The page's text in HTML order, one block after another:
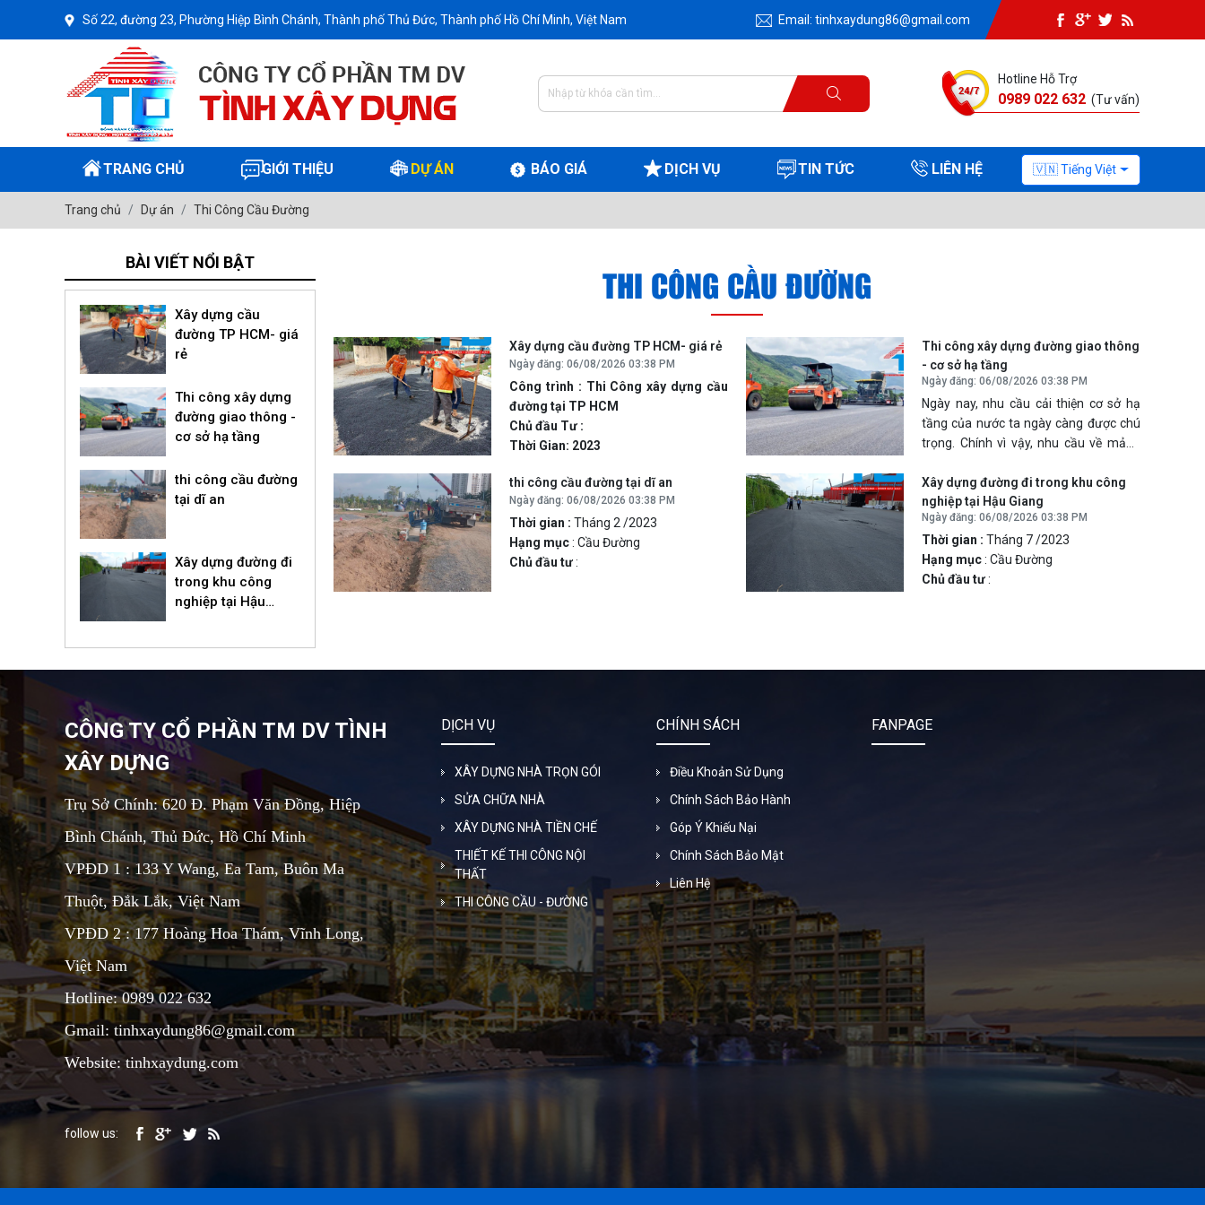
Số 22, đường 23, Phường Hiệp Bình Chánh, Thành phố Thủ Đức, Thành phố Hồ Chí Minh, Việt Nam Email: tinhxaydung86@gmail.com
Hotline Hỗ Trợ
0989 022 632 (Tư vấn)
TRANG CHỦ GIỚI THIỆU DỰ ÁN BÁO GIÁ DỊCH VỤ TIN TỨC LIÊN HỆ 🇻🇳 Tiếng Việt
Trang chủ Dự án Thi Công Cầu Đường
BÀI VIẾT NỔI BẬT
Xây dựng cầu
đường TP HCM- giá
rẻ
Thi công xây dựng
đường giao thông -
cơ sở hạ tầng
thi công cầu đường
tại dĩ an
Xây dựng đường đi
trong khu công
nghiệp tại Hậu
THI CÔNG CẦU ĐƯỜNG
Xây dựng cầu đường TP HCM- giá rẻ
Ngày đăng: 06/08/2026 03:38 PM
Công trình : Thi Công xây dựng cầu
đường tại TP HCM
Chủ đầu Tư :
Thời Gian: 2023
Thi công xây dựng đường giao thông
- cơ sở hạ tầng
Ngày đăng: 06/08/2026 03:38 PM
Ngày nay, nhu cầu cải thiện cơ sở hạ
tầng của nước ta ngày càng được chú
trọng. Chính vì vậy, nhu cầu về mảng
tăng trong tương lai. Chúng tôi có đội
ngũ kỹ sư, quản lý dự án có kinh
nghiệm về quy hoạch giao thông và hạ
tầng kỹ thuật. Cam kết sẽ mang đến
những công trình hiện đại, tiện nghi góp
phần vào sự phát triển của xã hội.
thi công cầu đường tại dĩ an
Ngày đăng: 06/08/2026 03:38 PM
Thời gian : Tháng 2 /2023
Hạng mục: Cầu Đường
Chủ đầu tư:
Xây dựng đường đi trong khu công
nghiệp tại Hậu Giang
Ngày đăng: 06/08/2026 03:38 PM
Thời gian : Tháng 7 /2023
Hạng mục: Cầu Đường
Chủ đầu tư:
CÔNG TY CỔ PHẦN TM DV TÌNH
XÂY DỰNG
Trụ Sở Chính: 620 Đ. Phạm Văn Đồng, Hiệp
Bình Chánh, Thủ Đức, Hồ Chí Minh
VPĐD 1 : 133 Y Wang, Ea Tam, Buôn Ma
Thuột, Đắk Lắk, Việt Nam
VPĐD 2 : 177 Hoàng Hoa Thám, Vĩnh Long,
Việt Nam
Hotline: 0989 022 632
Gmail: tinhxaydung86@gmail.com
Website: tinhxaydung.com
follow us:
DỊCH VỤ
XÂY DỰNG NHÀ TRỌN GÓI
SỬA CHỮA NHÀ
XÂY DỰNG NHÀ TIỀN CHẾ
THIẾT KẾ THI CÔNG NỘI
THẤT
THI CÔNG CẦU - ĐƯỜNG
CHÍNH SÁCH
Điều Khoản Sử Dụng
Chính Sách Bảo Hành
Góp Ý Khiếu Nại
Chính Sách Bảo Mật
Liên Hệ
FANPAGE